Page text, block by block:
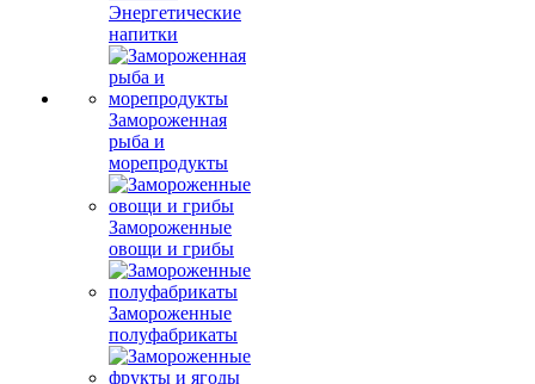
Энергетические
напитки
Замороженная
рыба и
морепродукты
Замороженные
овощи и грибы
Замороженные
полуфабрикаты